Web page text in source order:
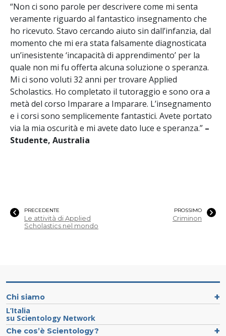
“Non ci sono parole per descrivere come mi senta
veramente riguardo al fantastico insegnamento che
ho ricevuto. Stavo cercando aiuto sin dall’infanzia, dal
momento che mi era stata falsamente diagnosticata
un’inesistente ‘incapacità di apprendimento’ per la
quale non mi fu offerta alcuna soluzione o speranza.
Mi ci sono voluti 32 anni per trovare Applied
Scholastics. Ho completato il tutoraggio e sono ora a
metà del corso Imparare a Imparare. L’insegnamento
e i corsi sono semplicemente fantastici. Avete portato
via la mia oscurità e mi avete dato luce e speranza.” –
Studente, Australia
PRECEDENTE
Le attività di Applied
Scholastics nel mondo
PROSSIMO
Criminon
Chi siamo
L’Italia
su Scientology Network
Che cos’è Scientology?